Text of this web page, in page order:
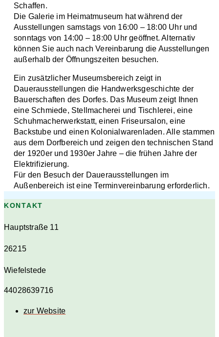
Schaffen.
Die Galerie im Heimatmuseum hat während der
Ausstellungen samstags von 16:00 – 18:00 Uhr und
sonntags von 14:00 – 18:00 Uhr geöffnet. Alternativ
können Sie auch nach Vereinbarung die Ausstellungen
außerhalb der Öffnungszeiten besuchen.
Ein zusätzlicher Museumsbereich zeigt in
Dauerausstellungen die Handwerksgeschichte der
Bauerschaften des Dorfes. Das Museum zeigt Ihnen
eine Schmiede, Stellmacherei und Tischlerei, eine
Schuhmacherwerkstatt, einen Friseursalon, eine
Backstube und einen Kolonialwarenladen. Alle stammen
aus dem Dorfbereich und zeigen den technischen Stand
der 1920er und 1930er Jahre – die frühen Jahre der
Elektrifizierung.
Für den Besuch der Dauerausstellungen im
Außenbereich ist eine Terminvereinbarung erforderlich.
KONTAKT
Hauptstraße 11
26215
Wiefelstede
44028639716
zur Website